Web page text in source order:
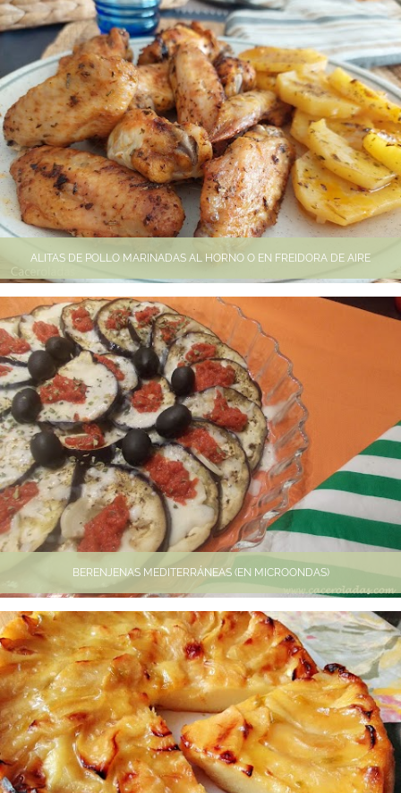
ALITAS DE POLLO MARINADAS AL HORNO O EN FREIDORA DE AIRE
BERENJENAS MEDITERRÁNEAS (EN MICROONDAS)